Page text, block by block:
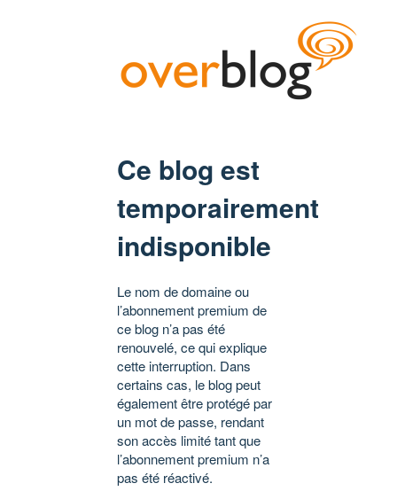
Ce blog est
temporairement
indisponible
Le nom de domaine ou
l’abonnement premium de
ce blog n’a pas été
renouvelé, ce qui explique
cette interruption. Dans
certains cas, le blog peut
également être protégé par
un mot de passe, rendant
son accès limité tant que
l’abonnement premium n’a
pas été réactivé.